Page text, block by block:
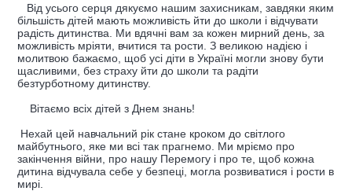
Від усього серця дякуємо нашим захисникам, завдяки яким
більшість дітей мають можливість йти до школи і відчувати
радість дитинства. Ми вдячні вам за кожен мирний день, за
можливість мріяти, вчитися та рости. З великою надією і
молитвою бажаємо, щоб усі діти в Україні могли знову бути
щасливими, без страху йти до школи та радіти
безтурботному дитинству.
Вітаємо всіх дітей з Днем знань!
Нехай цей навчальний рік стане кроком до світлого
майбутнього, яке ми всі так прагнемо. Ми мріємо про
закінчення війни, про нашу Перемогу і про те, щоб кожна
дитина відчувала себе у безпеці, могла розвиватися і рости в
мирі.